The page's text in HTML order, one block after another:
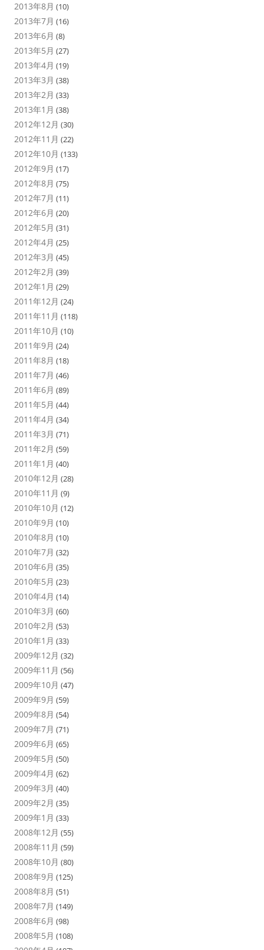
2013年8月 (10)
2013年7月 (16)
2013年6月 (8)
2013年5月 (27)
2013年4月 (19)
2013年3月 (38)
2013年2月 (33)
2013年1月 (38)
2012年12月 (30)
2012年11月 (22)
2012年10月 (133)
2012年9月 (17)
2012年8月 (75)
2012年7月 (11)
2012年6月 (20)
2012年5月 (31)
2012年4月 (25)
2012年3月 (45)
2012年2月 (39)
2012年1月 (29)
2011年12月 (24)
2011年11月 (118)
2011年10月 (10)
2011年9月 (24)
2011年8月 (18)
2011年7月 (46)
2011年6月 (89)
2011年5月 (44)
2011年4月 (34)
2011年3月 (71)
2011年2月 (59)
2011年1月 (40)
2010年12月 (28)
2010年11月 (9)
2010年10月 (12)
2010年9月 (10)
2010年8月 (10)
2010年7月 (32)
2010年6月 (35)
2010年5月 (23)
2010年4月 (14)
2010年3月 (60)
2010年2月 (53)
2010年1月 (33)
2009年12月 (32)
2009年11月 (56)
2009年10月 (47)
2009年9月 (59)
2009年8月 (54)
2009年7月 (71)
2009年6月 (65)
2009年5月 (50)
2009年4月 (62)
2009年3月 (40)
2009年2月 (35)
2009年1月 (33)
2008年12月 (55)
2008年11月 (59)
2008年10月 (80)
2008年9月 (125)
2008年8月 (51)
2008年7月 (149)
2008年6月 (98)
2008年5月 (108)